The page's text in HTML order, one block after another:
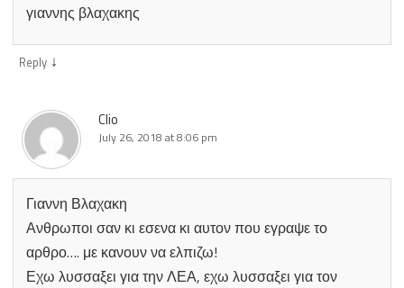
γιαννης βλαχακης
Reply ↓
Clio
July 26, 2018 at 8:06 pm
Γιαννη Βλαχακη
Ανθρωποι σαν κι εσενα κι αυτον που εγραψε το
αρθρο…. με κανουν να ελπιζω!
Εχω λυσσαξει για την ΛΕΑ, εχω λυσσαξει για τον